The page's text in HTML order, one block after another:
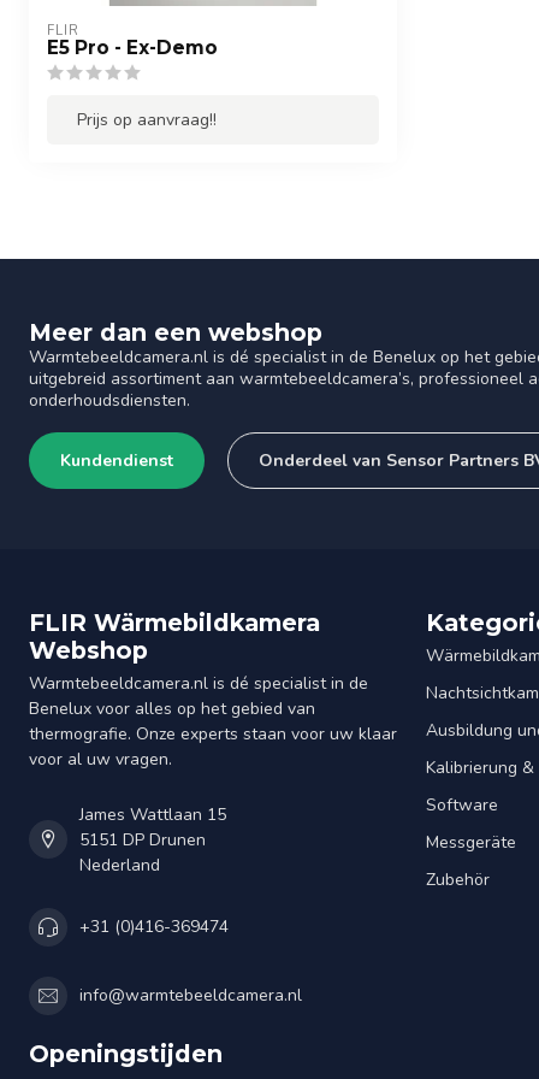
FLIR
E5 Pro - Ex-Demo
Prijs op aanvraag!!
Meer dan een webshop
Warmtebeeldcamera.nl is dé specialist in de Benelux op het
uitgebreid assortiment aan warmtebeeldcamera’s, professioneel
onderhoudsdiensten.
Kundendienst Onderdeel van Sensor Partners
FLIR Wärmebildkamera
Webshop
Warmtebeeldcamera.nl is dé specialist in de
Benelux voor alles op het gebied van
thermografie. Onze experts staan voor uw klaar
voor al uw vragen.
James Wattlaan 15
5151 DP Drunen
Nederland
+31 (0)416-369474
info@warmtebeeldcamera.nl
Openingstijden
Ausbildung
Kalibrierung
Software
Messgeräte
Zubehör